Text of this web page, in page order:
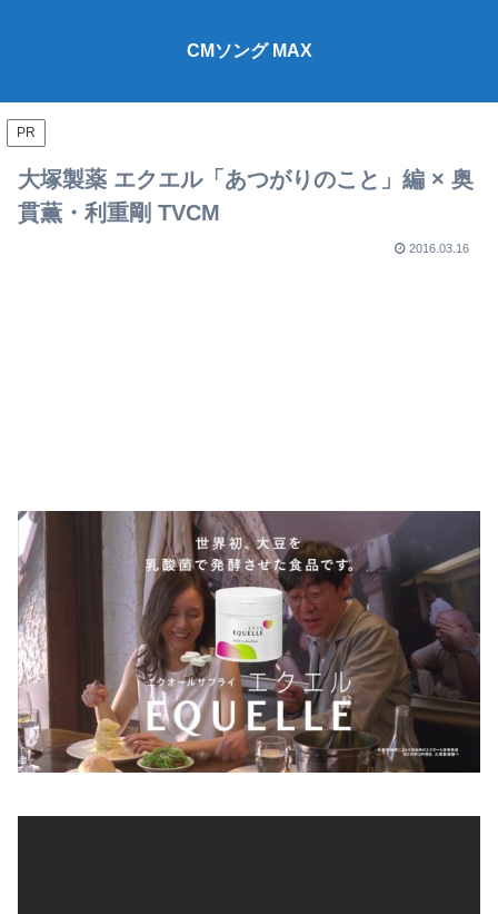
CMソング MAX
PR
大塚製薬 エクエル「あつがりのこと」編 × 奥
貫薫・利重剛 TVCM
2016.03.16